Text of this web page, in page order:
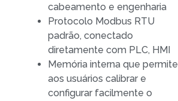
cabeamento e engenharia
Protocolo Modbus RTU
padrão, conectado
diretamente com PLC, HMI
Memória interna que permite
aos usuários calibrar e
configurar facilmente o